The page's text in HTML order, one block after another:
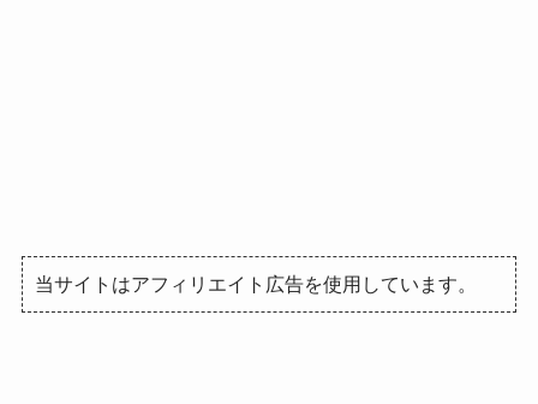
当サイトはアフィリエイト広告を使用しています。